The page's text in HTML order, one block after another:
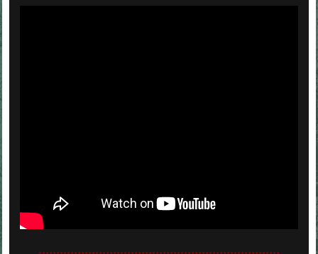
....................................................................